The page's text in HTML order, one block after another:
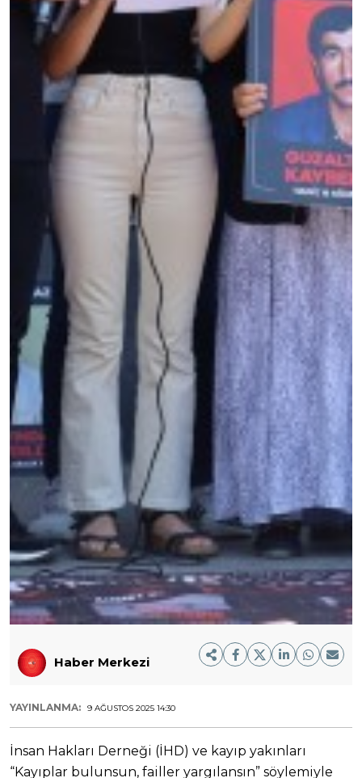
Haber Merkezi
YAYINLANMA: 9 AĞUSTOS 2025 14:30
İnsan Hakları Derneği (İHD) ve kayıp yakınları
“Kayıplar bulunsun, failler yargılansın” söylemiyle